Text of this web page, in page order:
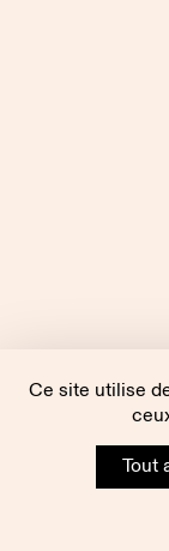
Ce site utilise
Tout